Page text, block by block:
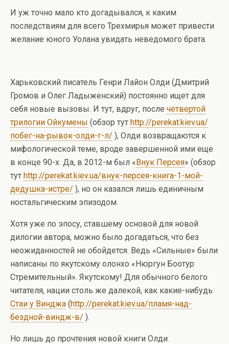
И уж точно мало кто догадывался, к каким
последствиям для всего Трехмирья может привести
желание юного Уолана увидать неведомого брата.
Харьковский писатель Генри Лайон Олди (Дмитрий
Громов и Олег Ладыженский) постоянно ищет для
себя новые вызовы. И тут, вдруг, после четвертой
трилогии Ойкумены (обзор тут http://perekat.kiev.ua/
побег-на-рывок-олди-г-л/ ), Олди возвращаются к
мифологической теме, вроде завершенной ими еще
в конце 90-х. Да, в 2012-м был «Внук Персея» (обзор
тут http://perekat.kiev.ua/внук-персея-книга-1-мой-
дедушка-истре/ ), но он казался лишь единичным
ностальгическим эпизодом.
Хотя уже по эпосу, ставшему основой для новой
дилогии автора, можно было догадаться, что без
неожиданностей не обойдется. Ведь «Сильные» были
написаны по якутскому олонхо «Нюргун Боотур
Стремительный». Якутскому! Для обычного белого
читателя, нации столь же далекой, как какие-нибудь
Стаи у Винджа (http://perekat.kiev.ua/пламя-над-
бездной-виндж-в/ ).
Но лишь до прочтения новой книги Олди.